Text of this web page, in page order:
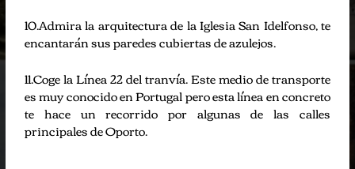
10.Admira la arquitectura de la Iglesia San Idelfonso, te
encantarán sus paredes cubiertas de azulejos.
11.Coge la Línea 22 del tranvía. Este medio de transporte
es muy conocido en Portugal pero esta línea en concreto
te hace un recorrido por algunas de las calles
principales de Oporto.